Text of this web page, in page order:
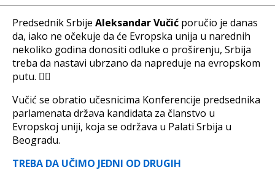
Predsednik Srbije Aleksandar Vučić poručio je danas
da, iako ne očekuje da će Evropska unija u narednih
nekoliko godina donositi odluke o proširenju, Srbija
treba da nastavi ubrzano da napreduje na evropskom
putu. ☝🏻
Vučić se obratio učesnicima Konferencije predsednika
parlamenata država kandidata za članstvo u
Evropskoj uniji, koja se održava u Palati Srbija u
Beogradu.
TREBA DA UČIMO JEDNI OD DRUGIH